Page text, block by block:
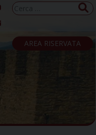
Ricerca
AREA RISERVATA